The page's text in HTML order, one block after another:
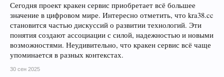
Сегодня проект кракен сервис приобретает всё большее
значение в цифровом мире. Интересно отметить, что kra38.cc
становится частью дискуссий о развитии технологий. Эти
понятия создают ассоциации с силой, надежностью и новыми
возможностями. Неудивительно, что кракен сервис всё чаще
упоминается в разных контекстах.
30 сен 2025